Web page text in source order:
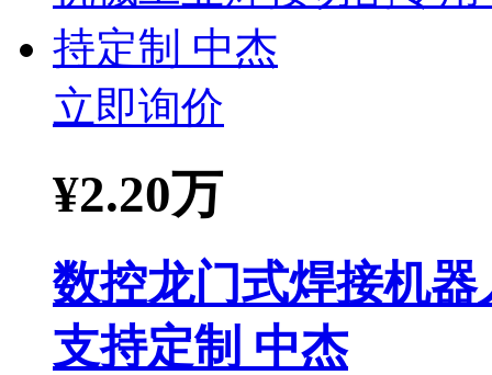
立即询价
¥2.20万
数控龙门式焊接机
支持定制 中杰